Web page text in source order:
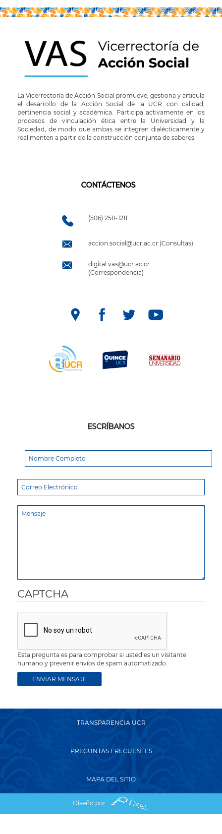
La Vicerrectoría de Acción Social promueve, gestiona y articula
el desarrollo de la Acción Social de la UCR con calidad,
pertinencia social y académica. Participa activamente en los
procesos de vinculación ética entre la Universidad y la
Sociedad, de modo que ambas se integren dialécticamente y
realimenten a partir de la construcción conjunta de saberes.
CONTÁCTENOS
(506) 2511-1211
accion.social@ucr.ac.cr (Consultas)
digital.vas@ucr.ac.cr
(Correspondencia)
ESCRÍBANOS
CAPTCHA
Esta pregunta es para comprobar si usted es un visitante
humano y prevenir envíos de spam automatizado.
TRANSPARENCIA UCR
PREGUNTAS FRECUENTES
MAPA DEL SITIO
Diseño por